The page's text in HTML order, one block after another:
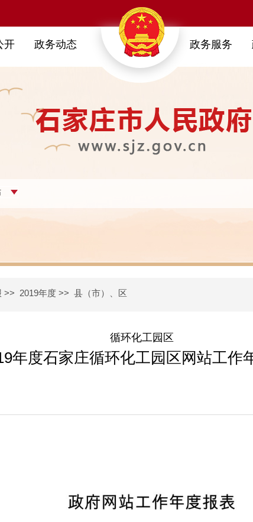
开 政务动态 政务服务
>> 2019年度 >> 县（市）、区
循环化工园区
年度石家庄循环化工园区网站工作